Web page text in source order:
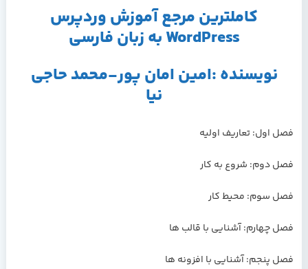
کاملترین مرجع آموزش وردپرس
WordPress به زبان فارسی
نویسنده :امین امان پور-محمد حاجی
نیا
فصل اول: تعاریف اولیه
فصل دوم: شروع به کار
فصل سوم: محیط کار
فصل چهارم: آشنایی با قالب ها
فصل پنجم: آشنایی با افزونه ها